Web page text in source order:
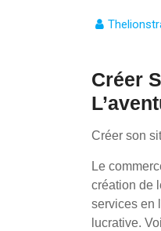
Créer
Créer son
Le
création de
services en
lucrative.